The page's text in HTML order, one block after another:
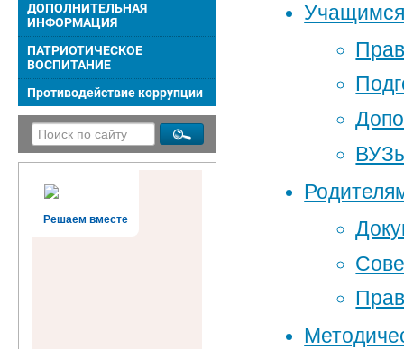
ДОПОЛНИТЕЛЬНАЯ
ИНФОРМАЦИЯ
ПАТРИОТИЧЕСКОЕ
ВОСПИТАНИЕ
Противодействие коррупции
Решаем вместе